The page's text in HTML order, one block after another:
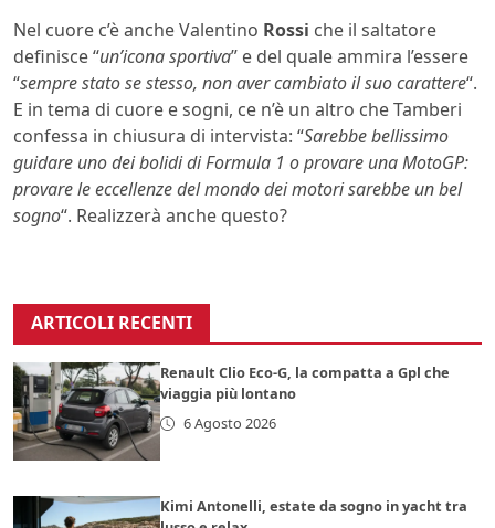
Nel cuore c’è anche Valentino Rossi che il saltatore
definisce “un’icona sportiva” e del quale ammira l’essere
“sempre stato se stesso, non aver cambiato il suo carattere“.
E in tema di cuore e sogni, ce n’è un altro che Tamberi
confessa in chiusura di intervista: “Sarebbe bellissimo
guidare uno dei bolidi di Formula 1 o provare una MotoGP:
provare le eccellenze del mondo dei motori sarebbe un bel
sogno“. Realizzerà anche questo?
ARTICOLI RECENTI
Renault Clio Eco-G, la compatta a Gpl che
viaggia più lontano
6 Agosto 2026
Kimi Antonelli, estate da sogno in yacht tra